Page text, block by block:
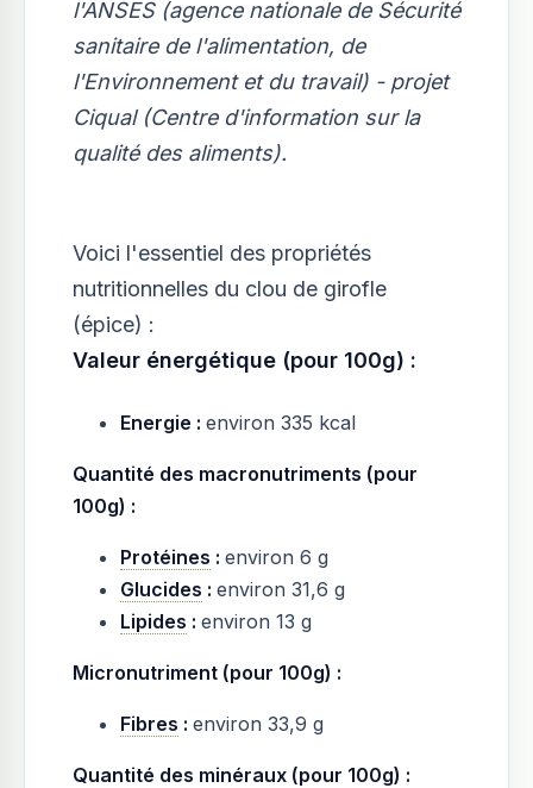
l'ANSES (agence nationale de Sécurité
sanitaire de l'alimentation, de
l'Environnement et du travail) - projet
Ciqual (Centre d'information sur la
qualité des aliments).
Voici l'essentiel des propriétés
nutritionnelles du clou de girofle
(épice) :
Valeur énergétique (pour 100g) :
Energie : environ 335 kcal
Quantité des macronutriments (pour
100g) :
Protéines : environ 6 g
Glucides : environ 31,6 g
Lipides : environ 13 g
Micronutriment (pour 100g) :
Fibres : environ 33,9 g
Quantité des minéraux (pour 100g) :